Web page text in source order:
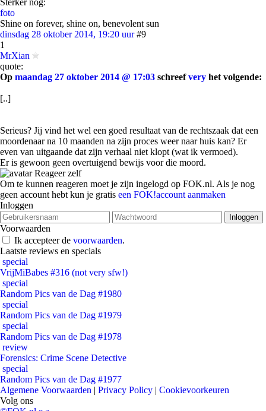
Sterker nog:
foto
Shine on forever, shine on, benevolent sun
dinsdag 28 oktober 2014, 19:20 uur #9
1
MrXian
quote:
Op maandag 27 oktober 2014 @ 17:03 schreefvery het volgende:
[..]
Serieus? Jij vind het wel een goed resultaat van de rechtszaak dat een
moordenaar na 10 maanden na zijn proces weer naar huis kan? Er
even van uitgaande dat zijn verhaal niet klopt (wat ik vermoed).
Er is gewoon geen overtuigend bewijs voor die moord.
Reageer zelf
Om te kunnen reageren moet je zijn ingelogd op FOK.nl. Als je nog
geen account hebt kun je gratis een FOK!account aanmaken
Inloggen
Voorwaarden
Ik accepteer de voorwaarden.
Laatste reviews en specials
special
VrijMiBabes #316 (not very sfw!)
special
Random Pics van de Dag #1980
special
Random Pics van de Dag #1979
special
Random Pics van de Dag #1978
review
Forensics: Crime Scene Detective
special
Random Pics van de Dag #1977
Algemene Voorwaarden | Privacy Policy | Cookievoorkeuren
Volg ons